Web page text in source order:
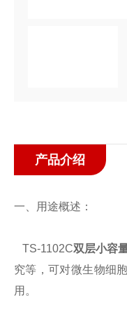
产品介绍
一、用途概述：
TS-1102C双层小容
究等，可对微生物细
用。